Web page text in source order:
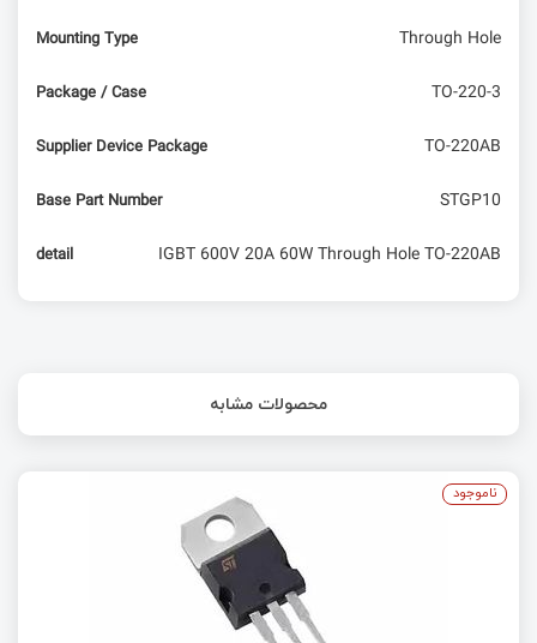
Mounting Type Through Hole
Package / Case TO-220-3
Supplier Device Package TO-220AB
Base Part Number STGP10
detail IGBT 600V 20A 60W Through Hole TO-220AB
محصولات مشابه
ناموجود